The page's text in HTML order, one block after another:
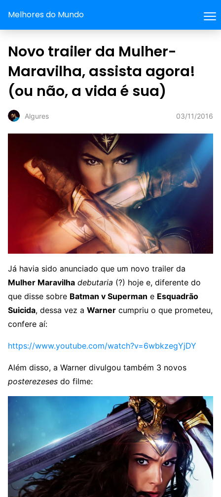
Melhores do Mundo
Novo trailer da Mulher-
Maravilha, assista agora!
(ou não, a vida é sua)
Algures 03/11/2016
Já havia sido anunciado que um novo trailer da
Mulher Maravilha debutaria (?) hoje e, diferente do
que disse sobre Batman v Superman e Esquadrão
Suicida, dessa vez a Warner cumpriu o que prometeu,
confere aí:
https://www.youtube.com/watch?v=6wbkzegYjDY
Além disso, a Warner divulgou também 3 novos
posterezeses do filme: